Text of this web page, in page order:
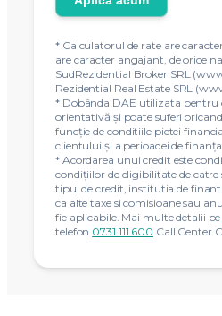
* Calculatorul de rate are
are caracter angajant, de orice
SudRezidential Broker SRL
Rezidential Real Estate SRL
* Dobânda DAE utilizata pentru
orientativă și poate suferi
funcție de conditiile pietei
clientului și a perioadei de
* Acordarea unui credit este
condiţiilor de eligibilitate de
tipul de credit, institutia de
ca alte taxe si comisioane sau
fie aplicabile. Mai multe detalii
telefon 0731.111.600 Call Center